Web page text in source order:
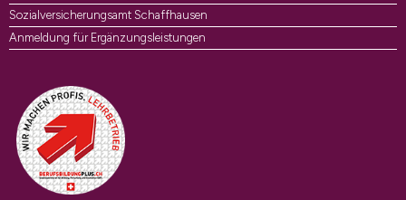
Sozialversicherungsamt Schaffhausen
Anmeldung für Ergänzungsleistungen
Auszeichnungen